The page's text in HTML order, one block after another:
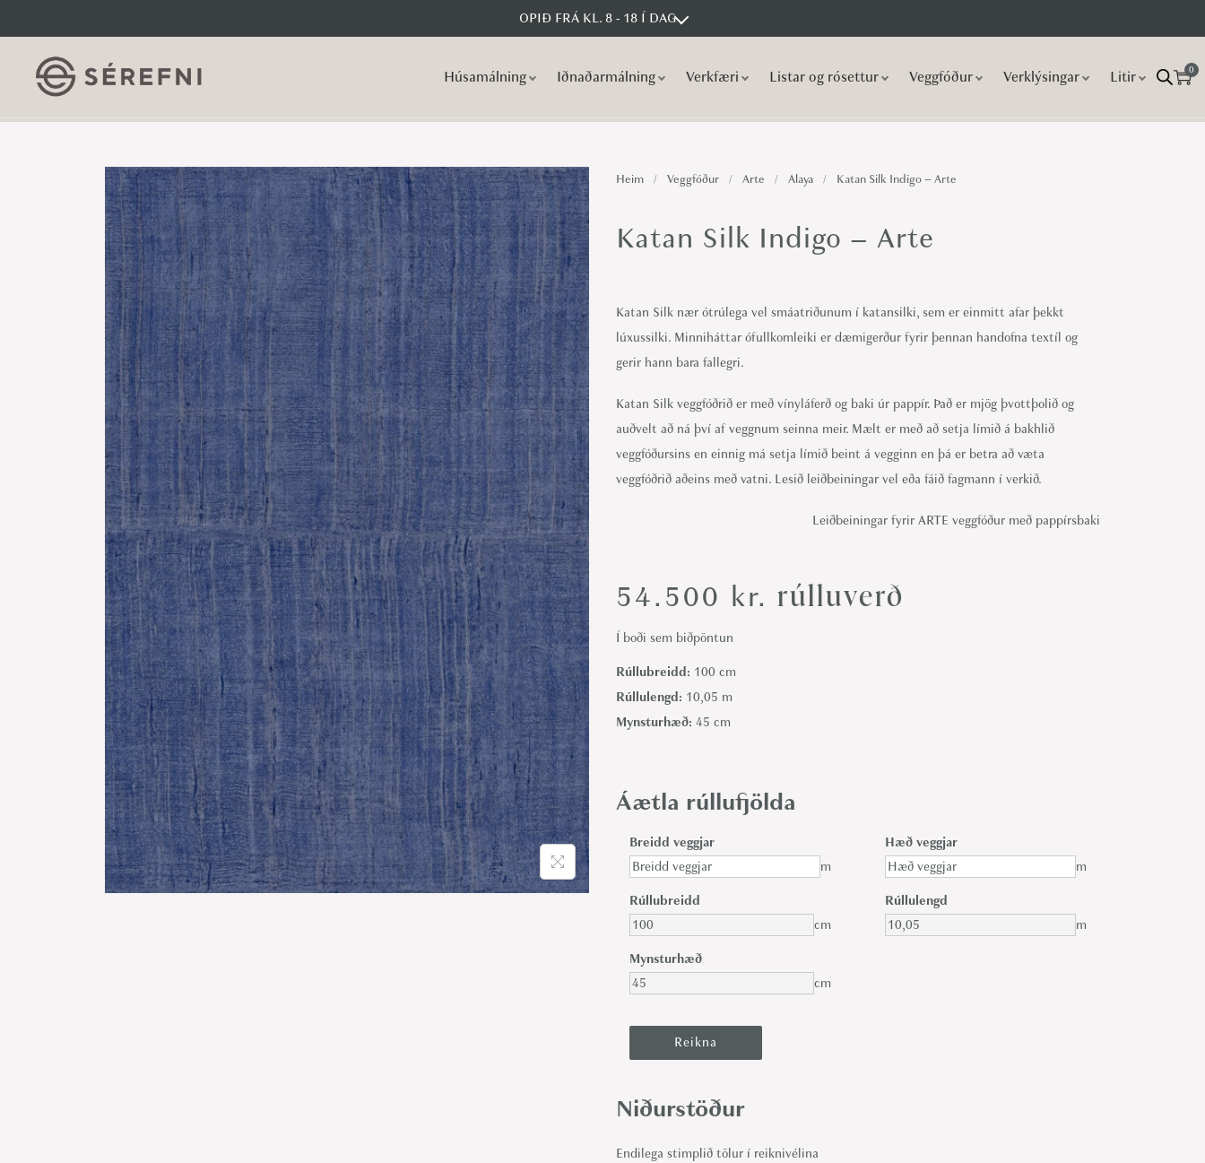
OPIÐ FRÁ KL. 8 - 18 Í DAG
Húsamálning Iðnaðarmálning Verkfæri Listar og rósettur Veggfóður Verklýsingar Litir 0
Katan Silk Indigo – Arte
Heim / Veggfóður / Arte / Alaya / Katan Silk Indigo – Arte
54.500 kr. rúlluverð
Katan Silk nær ótrúlega vel smáatriðunum í katansilki, sem er einmitt afar þekkt
lúxussilki. Minniháttar ófullkomleiki er dæmigerður fyrir þennan handofna textíl og
gerir hann bara fallegri.
Katan Silk veggfóðrið er með vínyláferð og baki úr pappír. Það er mjög þvottþolið og
auðvelt að ná því af veggnum seinna meir. Mælt er með að setja límið á bakhlið
veggfóðursins en einnig má setja límið beint á vegginn en þá er betra að væta
veggfóðrið aðeins með vatni. Lesið leiðbeiningar vel eða fáið fagmann í verkið.
Leiðbeiningar fyrir ARTE veggfóður með pappírsbaki
Í boði sem biðpöntun
Rúllubreidd: 100 cm
Rúllulengd: 10,05 m
Mynsturhæð: 45 cm
Áætla rúllufjölda
Breidd veggjar
m
Hæð veggjar
m
Rúllubreidd
cm
Rúllulengd
m
Mynsturhæð
cm
Niðurstöður
Endilega stimplið tölur í reiknivélina